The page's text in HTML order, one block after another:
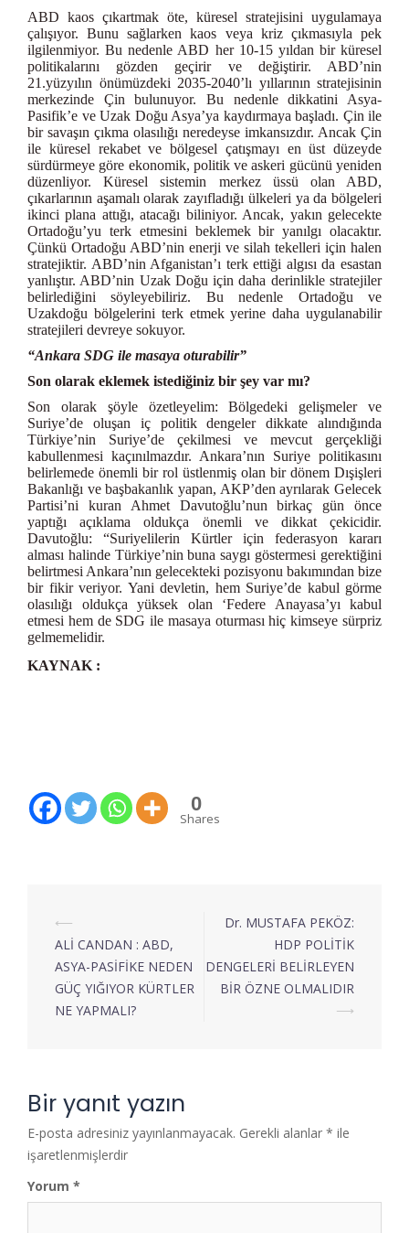
ABD kaos çıkartmak öte, küresel stratejisini uygulamaya
çalışıyor. Bunu sağlarken kaos veya kriz çıkmasıyla pek
ilgilenmiyor. Bu nedenle ABD her 10-15 yıldan bir küresel
politikalarını gözden geçirir ve değiştirir. ABD’nin
21.yüzyılın önümüzdeki 2035-2040’lı yıllarının stratejisinin
merkezinde Çin bulunuyor. Bu nedenle dikkatini Asya-
Pasifik’e ve Uzak Doğu Asya’ya kaydırmaya başladı. Çin ile
bir savaşın çıkma olasılığı neredeyse imkansızdır. Ancak Çin
ile küresel rekabet ve bölgesel çatışmayı en üst düzeyde
sürdürmeye göre ekonomik, politik ve askeri gücünü yeniden
düzenliyor. Küresel sistemin merkez üssü olan ABD,
çıkarlarının aşamalı olarak zayıfladığı ülkeleri ya da bölgeleri
ikinci plana attığı, atacağı biliniyor. Ancak, yakın gelecekte
Ortadoğu’yu terk etmesini beklemek bir yanılgı olacaktır.
Çünkü Ortadoğu ABD’nin enerji ve silah tekelleri için halen
stratejiktir. ABD’nin Afganistan’ı terk ettiği algısı da esastan
yanlıştır. ABD’nin Uzak Doğu için daha derinlikle stratejiler
belirlediğini söyleyebiliriz. Bu nedenle Ortadoğu ve
Uzakdoğu bölgelerini terk etmek yerine daha uygulanabilir
stratejileri devreye sokuyor.
“Ankara SDG ile masaya oturabilir”
Son olarak eklemek istediğiniz bir şey var mı?
Son olarak şöyle özetleyelim: Bölgedeki gelişmeler ve
Suriye’de oluşan iç politik dengeler dikkate alındığında
Türkiye’nin Suriye’de çekilmesi ve mevcut gerçekliği
kabullenmesi kaçınılmazdır. Ankara’nın Suriye politikasını
belirlemede önemli bir rol üstlenmiş olan bir dönem Dışişleri
Bakanlığı ve başbakanlık yapan, AKP’den ayrılarak Gelecek
Partisi’ni kuran Ahmet Davutoğlu’nun birkaç gün önce
yaptığı açıklama oldukça önemli ve dikkat çekicidir.
Davutoğlu: “Suriyelilerin Kürtler için federasyon kararı
alması halinde Türkiye’nin buna saygı göstermesi gerektiğini
belirtmesi Ankara’nın gelecekteki pozisyonu bakımından bize
bir fikir veriyor. Yani devletin, hem Suriye’de kabul görme
olasılığı oldukça yüksek olan ‘Federe Anayasa’yı kabul
etmesi hem de SDG ile masaya oturması hiç kimseye sürpriz
gelmemelidir.
KAYNAK :
0
Shares
⟵
ALİ CANDAN : ABD,
ASYA-PASİFİKE NEDEN
GÜÇ YIĞIYOR KÜRTLER
NE YAPMALI?
Dr. MUSTAFA PEKÖZ:
HDP POLİTİK
DENGELERİ BELİRLEYEN
BİR ÖZNE OLMALIDIR
⟶
Bir yanıt yazın
E-posta adresiniz yayınlanmayacak. Gerekli alanlar * ile
işaretlenmişlerdir
Yorum *